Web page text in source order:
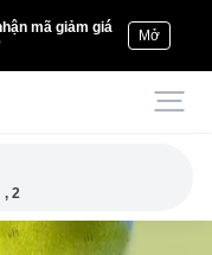
mã giảm giá
Mở
, 2